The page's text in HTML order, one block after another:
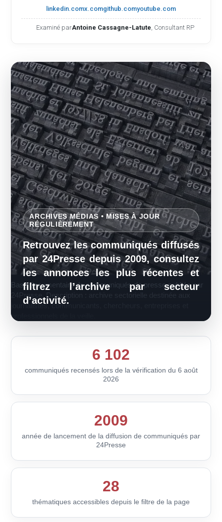
linkedin.comx.comgithub.comyoutube.com
Examiné parAntoine Cassagne-Latute, Consultant RP
ARCHIVES MÉDIAS • MISES À JOUR
RÉGULIÈREMENT
Retrouvez les communiqués diffusés
par 24Presse depuis 2009, consultez
les annonces les plus récentes et
filtrez l’archive par secteur
d’activité.
Base documentaire de communiqués de presse publiée par
24Presse. Description : archive sectorielle destinée aux
journalistes, communicants, chercheurs, entreprises et
professionnels de la veille.
6 102
communiqués recensés lors de la vérification du 6 août
2026
2009
année de lancement de la diffusion de communiqués par
24Presse
28
thématiques accessibles depuis le filtre de la page